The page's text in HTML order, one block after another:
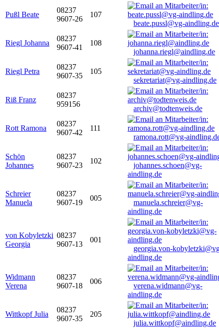
Pußl Beate
08237
9607-26
107
beate.pussl@vg-aindling.de
Riegl Johanna
08237
9607-41
108
johanna.riegl@aindling.de
Riegl Petra
08237
9607-35
105
sekretariat@vg-aindling.de
Riß Franz
08237
959156
archiv@todtenweis.de
Rott Ramona
08237
9607-42
111
ramona.rott@vg-
Schön
Johannes
08237
9607-23
102
johannes.schoen@vg-
aindling.de
Schreier
Manuela
08237
9607-19
005
manuela.schreier@vg-
aindling.de
von Kobyletzki
Georgia
08237
9607-13
001
georgia.von-
aindling.de
Widmann
Verena
08237
9607-18
006
verena.widmann@vg-
aindling.de
Wittkopf Julia
08237
9607-35
205
julia.wittkopf@aindling.de